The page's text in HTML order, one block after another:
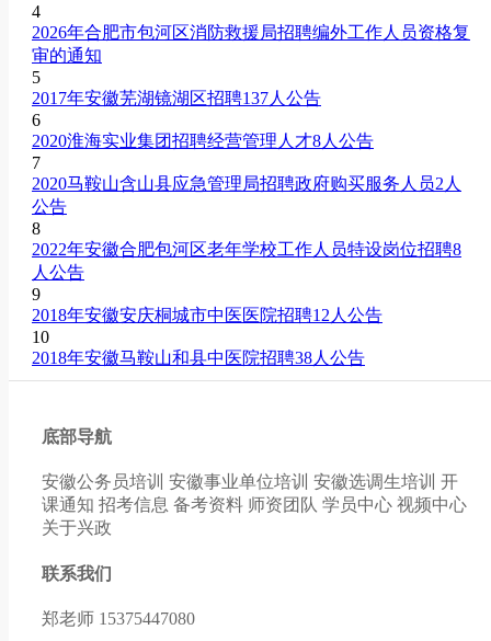
4
2026年合肥市包河区消防救援局招聘编外工作人员资格复
审的通知
5
2017年安徽芜湖镜湖区招聘137人公告
6
2020淮海实业集团招聘经营管理人才8人公告
7
2020马鞍山含山县应急管理局招聘政府购买服务人员2人
公告
8
2022年安徽合肥包河区老年学校工作人员特设岗位招聘8
人公告
9
2018年安徽安庆桐城市中医医院招聘12人公告
10
2018年安徽马鞍山和县中医院招聘38人公告
底部导航
安徽公务员培训 安徽事业单位培训 安徽选调生培训 开
课通知 招考信息 备考资料 师资团队 学员中心 视频中心
关于兴政
联系我们
郑老师 15375447080